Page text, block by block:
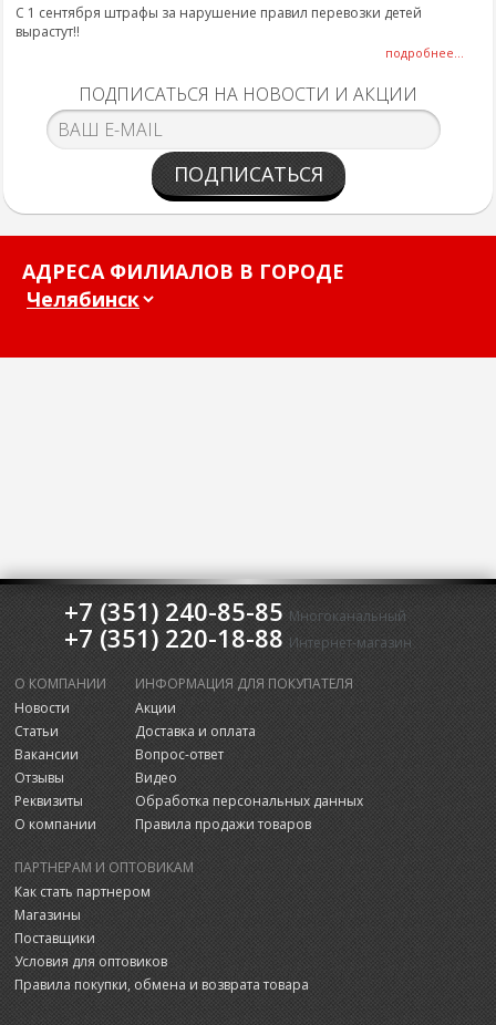
С 1 сентября штрафы за нарушение правил перевозки детей
вырастут!!
подробнее...
ПОДПИСАТЬСЯ НА НОВОСТИ И АКЦИИ
ПОДПИСАТЬСЯ
АДРЕСА ФИЛИАЛОВ В ГОРОДЕ
+7 (351) 240-85-85 Многоканальный
+7 (351) 220-18-88 Интернет-магазин
О КОМПАНИИ
Новости
Статьи
Вакансии
Отзывы
Реквизиты
О компании
ИНФОРМАЦИЯ ДЛЯ ПОКУПАТЕЛЯ
Акции
Доставка и оплата
Вопрос-ответ
Видео
Обработка персональных данных
Правила продажи товаров
ПАРТНЕРАМ И ОПТОВИКАМ
Как стать партнером
Магазины
Поставщики
Условия для оптовиков
Правила покупки, обмена и возврата товара